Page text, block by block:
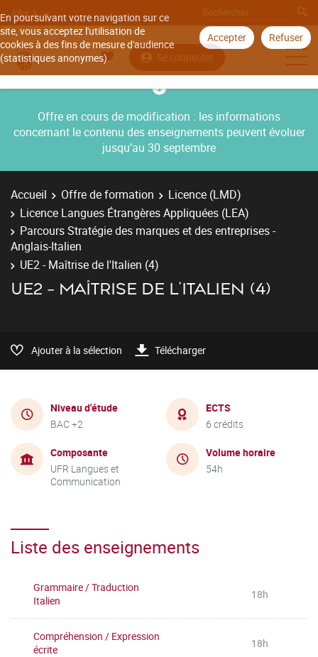
En poursuivant votre navigation sur ce
site, vous acceptez l'utilisation de
cookies à des fins de mesure d'audience
(statistiques anonymes).
Accepter Refuser
Aller à
Se connecter
Offre en cours de modification : les informations
concernant le contenu des enseignements peuvent évoluer
jusqu’au 30 septembre
Accueil Offre de formation
Licence (LMD)
Licence Langues Étrangères Appliquées (LEA)
Parcours Stratégie des marques et des entreprises -
Anglais-Italien
UE2 - Maîtrise de l'Italien (4)
UE2 - MAÎTRISE DE L'ITALIEN (4)
Ajouter à la sélection Télécharger
Niveau d'étude
BAC +2
ECTS
6 crédits
Composante
UFR Langues et
Communication
Volume horaire
54h
Liste des enseignements
Grammaire / Traduction
Italien
18h
Compréhension / Expression
écrite
18h